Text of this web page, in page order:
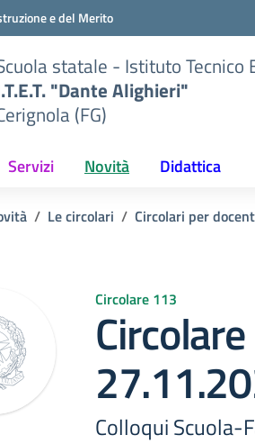
e del Merito
statale - Istituto Tecnico
"Dante Alighieri"
(FG)
Servizi Novità Didattica
Le circolari Circolari per
Circolare 113
Colloqui Scuola-